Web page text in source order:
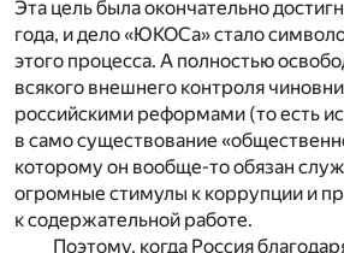
Эта цель была окончательно
года, и дело «ЮКОСа» стало
этого процесса. А полностью
всякого внешнего контроля
российскими реформами (то есть
в само существование
которому он вообще-то обязан
огромные стимулы к коррупции и
к содержательной работе.
Поэтому, когда Россия